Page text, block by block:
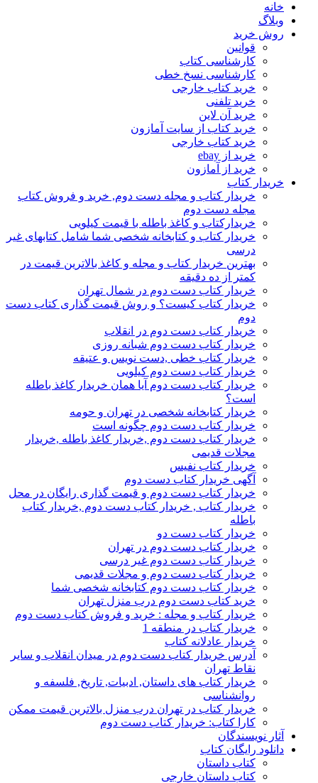
خانه
وبلاگ
روش خرید
قوانین
کارشناسی کتاب
کارشناسی نسخ خطی
خرید کتاب خارجی
خرید تلفنی
خرید آن لاین
خرید کتاب از سایت آمازون
خرید کتاب خارجی
خرید از ebay
خرید از آمازون
خریدار کتاب
خریدار کتاب و مجله دست دوم, خرید و فروش کتاب
مجله دست دوم
خریدارکتاب و کاغذ باطله با قیمت کیلویی
خریدار کتاب و کتابخانه شخصی شما شامل کتابهای غیر
درسی
بهترین خریدار کتاب و مجله و کاغذ بالاترین قیمت در
کمتر از ده دقیقه
خریدار کتاب دست دوم در شمال تهران
خریدار کتاب کیست؟ و روش قیمت گذاری کتاب دست
دوم
خریدار کتاب دست دوم در انقلاب
خریدار کتاب دست دوم شبانه روزی
خریدار کتاب خطی ,دست نویس و عتیقه
خریدار کتاب دست دوم کیلویی
خریدار کتاب دست دوم آیا همان خریدار کاغذ باطله
است؟
خریدار کتابخانه شخصی در تهران و حومه
خریدار کتاب دست دوم چگونه است
خریدار کتاب دست دوم ,خریدار کاغذ باطله ,خریدار
مجلات قدیمی
خریدار کتاب نفیس
آگهی خریدار کتاب دست دوم
خریدار کتاب دست دوم و قیمت گذاری رایگان در محل
خریدار کتاب , خریدار کتاب دست دوم ,خریدار کتاب
باطله
خریدار کتاب دست دو
خریدار کتاب دست دوم در تهران
خریدار کتاب دست دوم غیر درسی
خریدار کتاب دست دوم و مجلات قدیمی
خریدار کتاب دست دوم کتابخانه شخصی شما
خرید کتاب دست دوم درب منزل تهران
خریدار کتاب و مجله : خرید و فروش کتاب دست دوم
خریدار کتاب در منطقه 1
خریدار عادلانه کتاب
آدرس خریدار کتاب دست دوم در میدان انقلاب و سایر
نقاط تهران
خریدار کتاب های داستان, ادبیات, تاریخ, فلسفه و
روانشناسی
خریدار کتاب در تهران درب منزل بالاترین قیمت ممکن
کارا کتاب: خریدار کتاب دست دوم
آثار نویسندگان
دانلود رایگان کتاب
کتاب داستان
کتاب داستان خارجی